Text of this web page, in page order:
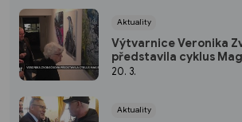
Aktuality
Výtvarnice Veronika
představila cyklus
výtvarné techniky
20. 3.
Aktuality